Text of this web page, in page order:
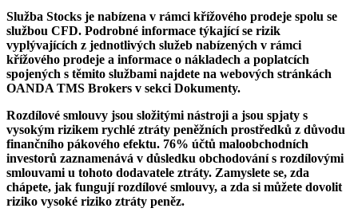
Služba Stocks je nabízena v rámci křížového prodeje spolu se
službou CFD. Podrobné informace týkající se rizik
vyplývajících z jednotlivých služeb nabízených v rámci
křížového prodeje a informace o nákladech a poplatcích
spojených s těmito službami najdete na webových stránkách
OANDA TMS Brokers v sekci Dokumenty.
Rozdílové smlouvy jsou složitými nástroji a jsou spjaty s
vysokým rizikem rychlé ztráty peněžních prostředků z důvodu
finančního pákového efektu. 76% účtů maloobchodních
investorů zaznamenává v důsledku obchodování s rozdílovými
smlouvami u tohoto dodavatele ztráty. Zamyslete se, zda
chápete, jak fungují rozdílové smlouvy, a zda si můžete dovolit
riziko vysoké riziko ztráty peněz.